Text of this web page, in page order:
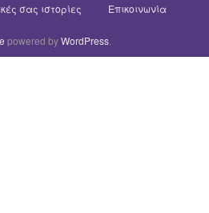
σας ιστορίες Επικοινωνία
powered byWordPress.